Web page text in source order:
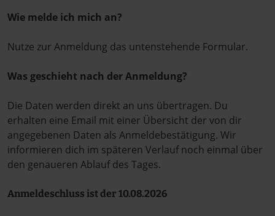
Wie melde ich mich an?
Nutze zur Anmeldung das untenstehende Formular.
Was geschieht nach der Anmeldung?
Die Daten werden direkt an uns übertragen. Du
erhalten eine Email mit einer Übersicht der von dir
angegebenen Daten als Anmeldebestätigung. Wir
informieren dich im späteren Verlauf noch einmal über
den genaueren Ablauf des Tages.
Anmeldeschluss ist der 10.08.2026